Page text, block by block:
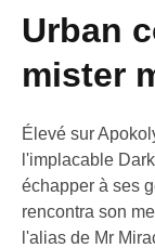
urban comics nomad :
mister
Élevé sur
l'implacable
échapper à ses
rencontra son
l'alias de Mr